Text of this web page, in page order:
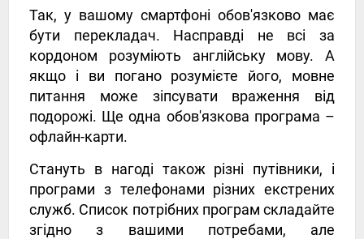
Так, у вашому смартфоні обов'язково має
бути перекладач. Насправді не всі за
кордоном розуміють англійську мову. А
якщо і ви погано розумієте його, мовне
питання може зіпсувати враження від
подорожі. Ще одна обов'язкова програма –
офлайн-карти.
Стануть в нагоді також різні путівники, і
програми з телефонами різних екстрених
служб. Список потрібних програм складайте
згідно з вашими потребами, але